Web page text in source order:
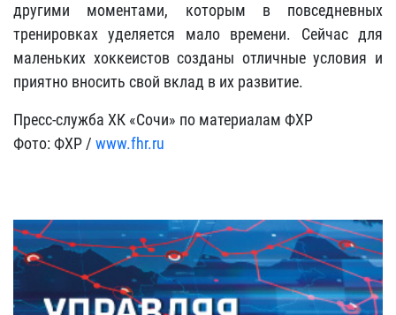
другими моментами, которым в повседневных
тренировках уделяется мало времени. Сейчас для
маленьких хоккеистов созданы отличные условия и
приятно вносить свой вклад в их развитие.
Пресс-служба ХК «Сочи» по материалам ФХР
Фото: ФХР / www.fhr.ru